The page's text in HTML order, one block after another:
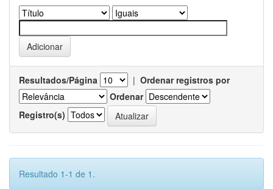
Resultados/Página | Ordenar registros por
Ordenar
Registro(s)
Resultado 1-1 de 1.